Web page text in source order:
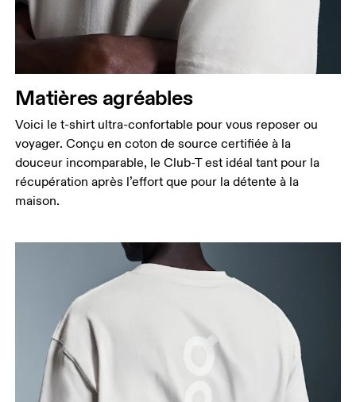
Matières agréables
Voici le t-shirt ultra-confortable pour vous reposer ou
voyager. Conçu en coton de source certifiée à la
douceur incomparable, le Club-T est idéal tant pour la
récupération après l’effort que pour la détente à la
maison.